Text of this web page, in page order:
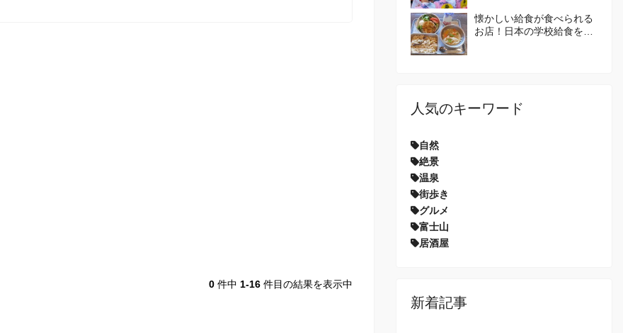
0 件中 1-16 件目の結果を表示中
懐かしい給食が食べられる
お店！日本の学校給食を体
人気のキーワード
自然
絶景
温泉
街歩き
グルメ
富士山
居酒屋
新着記事